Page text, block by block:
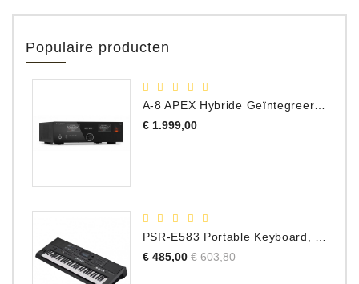
Populaire producten
€ 1.999,00Prijs
PSR-E583 Portable Keyboard, 61 Toetsen
€ 485,00 Normale
€ 603,80Prijs